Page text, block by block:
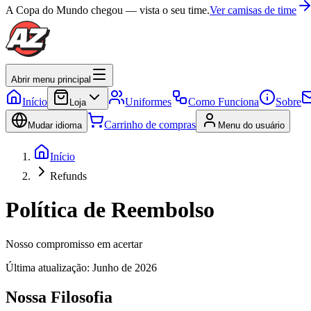
A Copa do Mundo chegou — vista o seu time.Ver camisas de time
Abrir menu principal
Início Loja Uniformes Como Funciona Sobre
Mudar idioma Carrinho de compras Menu do usuário
Início
Refunds
Política de Reembolso
Nosso compromisso em acertar
Última atualização: Junho de 2026
Nossa Filosofia